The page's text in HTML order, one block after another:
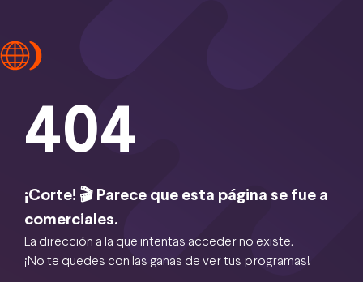
404
¡Corte! 🎬 Parece que esta página se fue a
comerciales.
La dirección a la que intentas acceder no existe.
¡No te quedes con las ganas de ver tus programas!